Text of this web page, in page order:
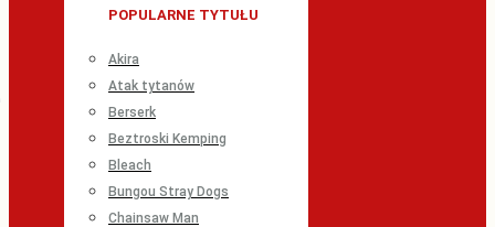
POPULARNE TYTUŁU
Akira
Atak tytanów
Berserk
Beztroski Kemping
Bleach
Bungou Stray Dogs
Chainsaw Man